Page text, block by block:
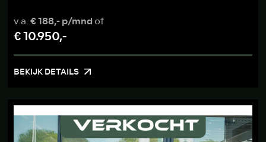
v.a.€ 188,- p/mndof
€ 10.950,-
BEKIJK DETAILS